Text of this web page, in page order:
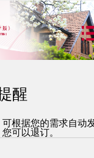
醒
根据您的需求自动
可以退订。